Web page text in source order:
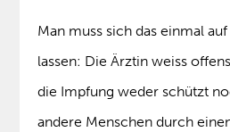
Man muss sich das einmal
lassen: Die Ärztin weiss
die Impfung weder schützt
andere Menschen durch